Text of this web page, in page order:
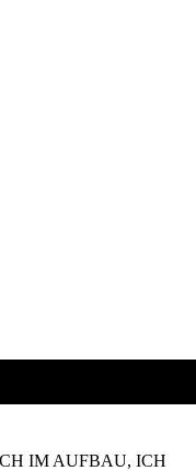
IM AUFBAU, ICH